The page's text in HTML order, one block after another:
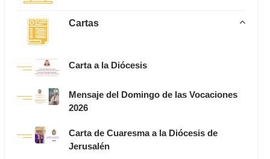
Cartas
Carta a la Diócesis
Mensaje del Domingo de las Vocaciones
2026
Carta de Cuaresma a la Diócesis de
Jerusalén